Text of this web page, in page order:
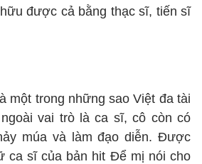
được cả bằng thạc sĩ, tiến sĩ
là một trong những sao Việt đa tài
vai trò là ca sĩ, cô còn có
múa và làm đạo diễn. Được
ca sĩ của bản hit Để mị nói cho